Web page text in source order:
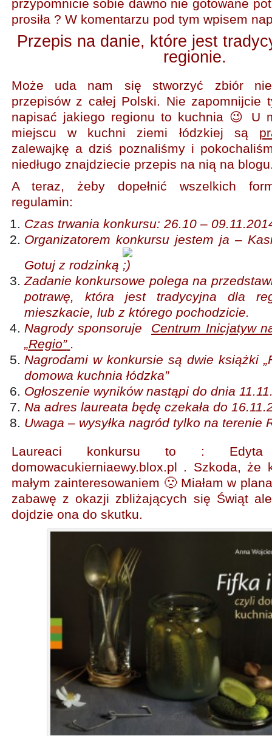
przypomnicie sobie dawno nie gotowane
prosiła ? W komentarzu pod tym wpisem
Przepis na danie, które jest
regionie.
Może uda nam się stworzyć zbiór
przepisów z całej Polski. Nie zapomnijcie
napisać jakiego regionu to kuchnia 😉 U
miejscu w kuchni ziemi łódzkiej są
zalewajkę a dziś poznaliśmy i
niedługo znajdziecie przepis na nią na
A teraz, żeby dopełnić wszelkich
regulamin:
Czas trwania konkursu: 26.10 –
Organizatorem konkursu jestem ja –
Gotuj z rodzinką
Zadanie konkursowe polega na
potrawę, która jest tradycyjna dla
mieszkacie, lub z którego pochodzicie.
Nagrody sponsoruje Centrum Inicjatyw
„Regio” .
Nagrodami w konkursie są dwie książki
domowa kuchnia łódzka”
Ogłoszenie wyników nastąpi do dnia
Na adres laureata będę czekała do
Uwaga – wysyłka nagród tylko na terenie
Laureaci konkursu to : Edyta
domowacukierniaewy.blox.pl . Szkoda, że
małym zainteresowaniem 🙁 Miałam w
zabawę z okazji zbliżających się Świąt
dojdzie ona do skutku.